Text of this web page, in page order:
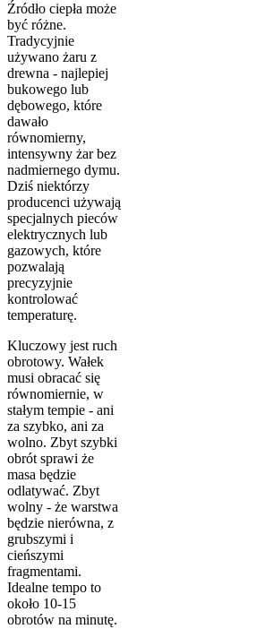
Źródło ciepła może
być różne.
Tradycyjnie
używano żaru z
drewna - najlepiej
bukowego lub
dębowego, które
dawało
równomierny,
intensywny żar bez
nadmiernego dymu.
Dziś niektórzy
producenci używają
specjalnych pieców
elektrycznych lub
gazowych, które
pozwalają
precyzyjnie
kontrolować
temperaturę.
Kluczowy jest ruch
obrotowy. Wałek
musi obracać się
równomiernie, w
stałym tempie - ani
za szybko, ani za
wolno. Zbyt szybki
obrót sprawi że
masa będzie
odlatywać. Zbyt
wolny - że warstwa
będzie nierówna, z
grubszymi i
cieńszymi
fragmentami.
Idealne tempo to
około 10-15
obrotów na minutę.